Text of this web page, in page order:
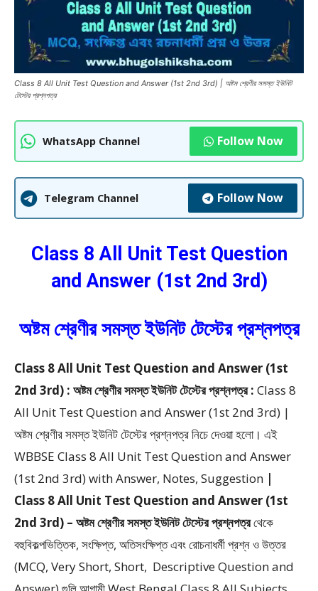
Class 8 All Unit Test Question and Answer (1st 2nd 3rd) | অষ্টম শ্রেণীর সমস্ত ইউনিট
টেস্টের প্রশ্নপত্র
WhatsApp Channel Follow Now
Telegram Channel Follow Now
Class 8 All Unit Test Question
and Answer (1st 2nd 3rd)
অষ্টম শ্রেণীর সমস্ত ইউনিট টেস্টের প্রশ্নপত্র
Class 8 All Unit Test Question and Answer (1st
2nd 3rd) : অষ্টম শ্রেণীর সমস্ত ইউনিট টেস্টের প্রশ্নপত্র : Class 8
All Unit Test Question and Answer (1st 2nd 3rd) |
অষ্টম শ্রেণীর সমস্ত ইউনিট টেস্টের প্রশ্নপত্রনিচে দেওয়া হলো। এই
WBBSE Class 8 All Unit Test Question and Answer
(1st 2nd 3rd) with Answer, Notes, Suggestion |
Class 8 All Unit Test Question and Answer (1st
2nd 3rd) – অষ্টম শ্রেণীর সমস্ত ইউনিট টেস্টের প্রশ্নপত্রথেকে
বহুবিকল্পভিত্তিক, সংক্ষিপ্ত, অতিসংক্ষিপ্ত এবং রোচনাধর্মী প্রশ্ন ও উত্তর
(MCQ, Very Short, Short, Descriptive Question and